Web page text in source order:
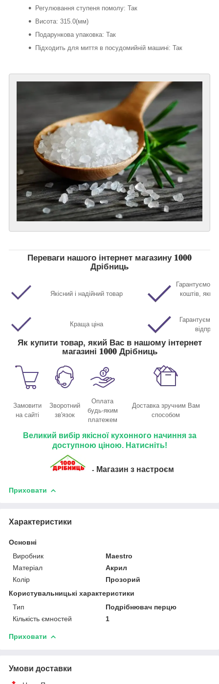
Регулювання ступеня помолу: Так
Висота: 315.0(мм)
Подарункова упаковка: Так
Підходить для миття в посудомийній машині: Так
Переваги нашого інтернет магазину 𝟏𝟎𝟎𝟎
Дрібниць
Якісний і надійний товар
Гарантуємо
коштів,
Краща ціна
Гарантуємо
Як купити товар, який Вас в нашому інтернет
магазині 𝟏𝟎𝟎𝟎 Дрібниць
Замовити
на сайті
Зворотний
зв'язок
Оплата
будь-яким
платежем
Доставка зручним Вам
способом
Великий вибір якісної кухонного начиння за
доступною ціною. Натисніть!
- Магазин з настроєм
Приховати
Характеристики
Основні
Виробник
Maestro
Матеріал
Акрил
Колір
Прозорий
Користувальницькі характеристики
Тип
Подрібнювач перцю
Кількість ємностей
1
Приховати
Умови доставки